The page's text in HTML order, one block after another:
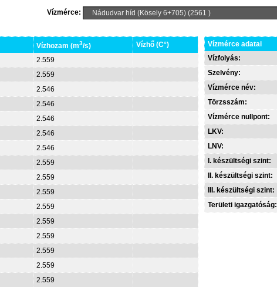
Vízmérce:
Vízhozam (m3/s)
Vízhő (C°)
2.559
2.559
2.546
2.546
2.546
2.546
2.546
2.559
2.559
2.559
2.559
2.559
2.559
2.559
2.559
2.559
Vízmérce adatai
Vízfolyás:
Szelvény:
Vízmérce név:
Törzsszám:
Vízmérce nullpont:
LKV:
LNV:
I. készültségi szint:
II. készültségi szint:
III. készültségi szint:
Területi igazgatóság: